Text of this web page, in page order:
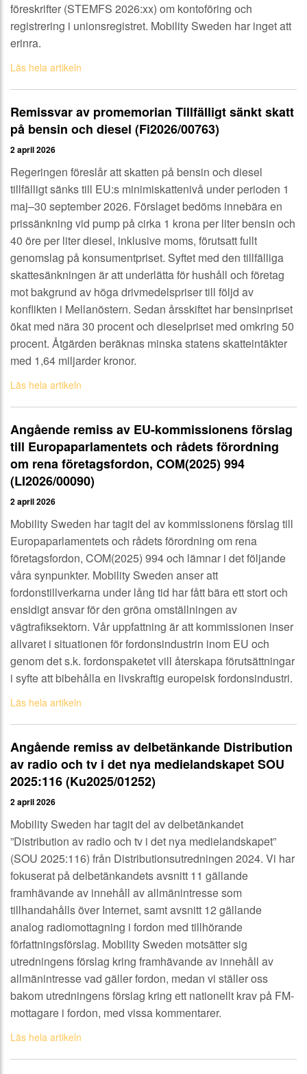
föreskrifter (STEMFS 2026:xx) om kontoföring och
registrering i unionsregistret. Mobility Sweden har inget att
erinra.
Läs hela artikeln
Remissvar av promemorian Tillfälligt sänkt skatt
på bensin och diesel (Fi2026/00763)
2 april 2026
Regeringen föreslår att skatten på bensin och diesel
tillfälligt sänks till EU:s minimiskattenivå under perioden 1
maj–30 september 2026. Förslaget bedöms innebära en
prissänkning vid pump på cirka 1 krona per liter bensin och
40 öre per liter diesel, inklusive moms, förutsatt fullt
genomslag på konsumentpriset. Syftet med den tillfälliga
skattesänkningen är att underlätta för hushåll och företag
mot bakgrund av höga drivmedelspriser till följd av
konflikten i Mellanöstern. Sedan årsskiftet har bensinpriset
ökat med nära 30 procent och dieselpriset med omkring 50
procent. Åtgärden beräknas minska statens skatteintäkter
med 1,64 miljarder kronor.
Läs hela artikeln
Angående remiss av EU-kommissionens förslag
till Europaparlamentets och rådets förordning
om rena företagsfordon, COM(2025) 994
(LI2026/00090)
2 april 2026
Mobility Sweden har tagit del av kommissionens förslag till
Europaparlamentets och rådets förordning om rena
företagsfordon, COM(2025) 994 och lämnar i det följande
våra synpunkter. Mobility Sweden anser att
fordonstillverkarna under lång tid har fått bära ett stort och
ensidigt ansvar för den gröna omställningen av
vägtrafiksektorn. Vår uppfattning är att kommissionen inser
allvaret i situationen för fordonsindustrin inom EU och
genom det s.k. fordonspaketet vill återskapa förutsättningar
i syfte att bibehålla en livskraftig europeisk fordonsindustri.
Läs hela artikeln
Angående remiss av delbetänkande Distribution
av radio och tv i det nya medielandskapet SOU
2025:116 (Ku2025/01252)
2 april 2026
Mobility Sweden har tagit del av delbetänkandet
”Distribution av radio och tv i det nya medielandskapet”
(SOU 2025:116) från Distributionsutredningen 2024. Vi har
fokuserat på delbetänkandets avsnitt 11 gällande
framhävande av innehåll av allmänintresse som
tillhandahålls över Internet, samt avsnitt 12 gällande
analog radiomottagning i fordon med tillhörande
författningsförslag. Mobility Sweden motsätter sig
utredningens förslag kring framhävande av innehåll av
allmänintresse vad gäller fordon, medan vi ställer oss
bakom utredningens förslag kring ett nationellt krav på FM-
mottagare i fordon, med vissa kommentarer.
Läs hela artikeln